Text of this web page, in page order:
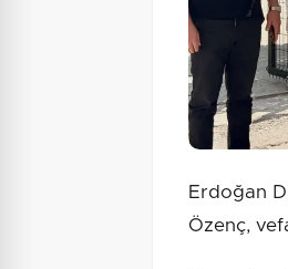
Erdoğan
Özenç,